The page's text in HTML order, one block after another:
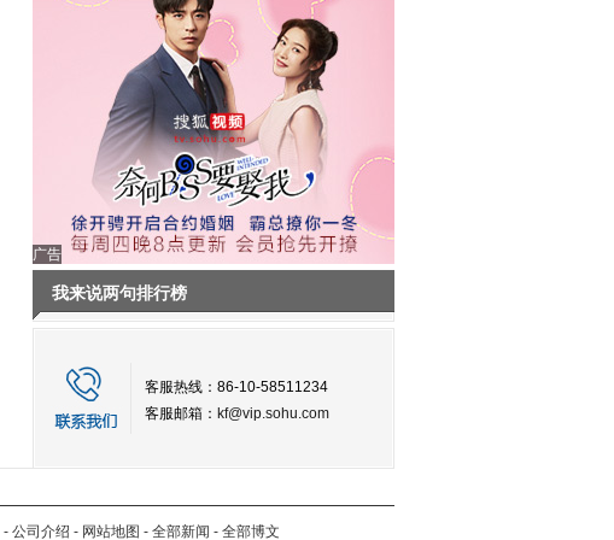
广告
我来说两句排行榜
客服热线：86-10-58511234
客服邮箱： kf@vip.sohu.com
- 公司介绍 - 网站地图 - 全部新闻 - 全部博文